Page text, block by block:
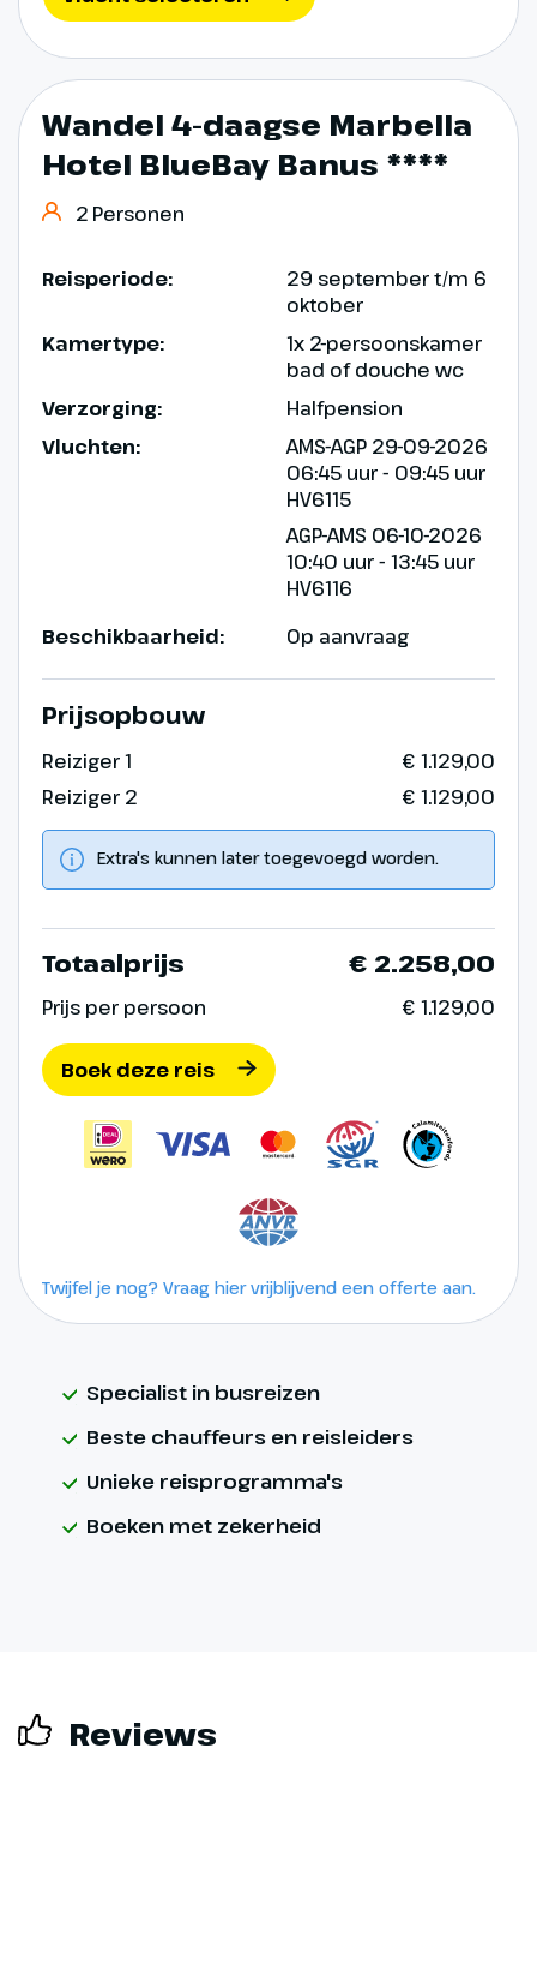
Dag 8
Terugreis
luchthaven van Malaga gebracht
Met de landing in Nederland komt
er een einde aan uw sportieve,
maar zeker ook gezellige reis
naar Marbella.
Wandel 4-daagse Marbella
Hotel BlueBay Banus ****
2 Personen
Reisperiode:
29 september t/m 6
oktober
Kamertype:
1x 2-persoonskamer
bad of douche wc
Verzorging:
Halfpension
Vluchten:
AMS-AGP 29-09-2026
06:45 uur - 09:45 uur
HV6115
AGP-AMS 06-10-2026
10:40 uur - 13:45 uur
HV6116
Beschikbaarheid:
Op aanvraag
Prijsopbouw
Reiziger 1
€ 1.129,00
Reiziger 2
€ 1.129,00
Extra's kunnen later toegevoegd worden.
Totaalprijs € 2.258,00
Prijs per persoon € 1.129,00
Boek deze reis
Twijfel je nog? Vraag hier vrijblijvend een offerte aan.
Specialist in busreizen
Beste chauffeurs en reisleiders
Unieke reisprogramma's
Boeken met zekerheid
Reviews